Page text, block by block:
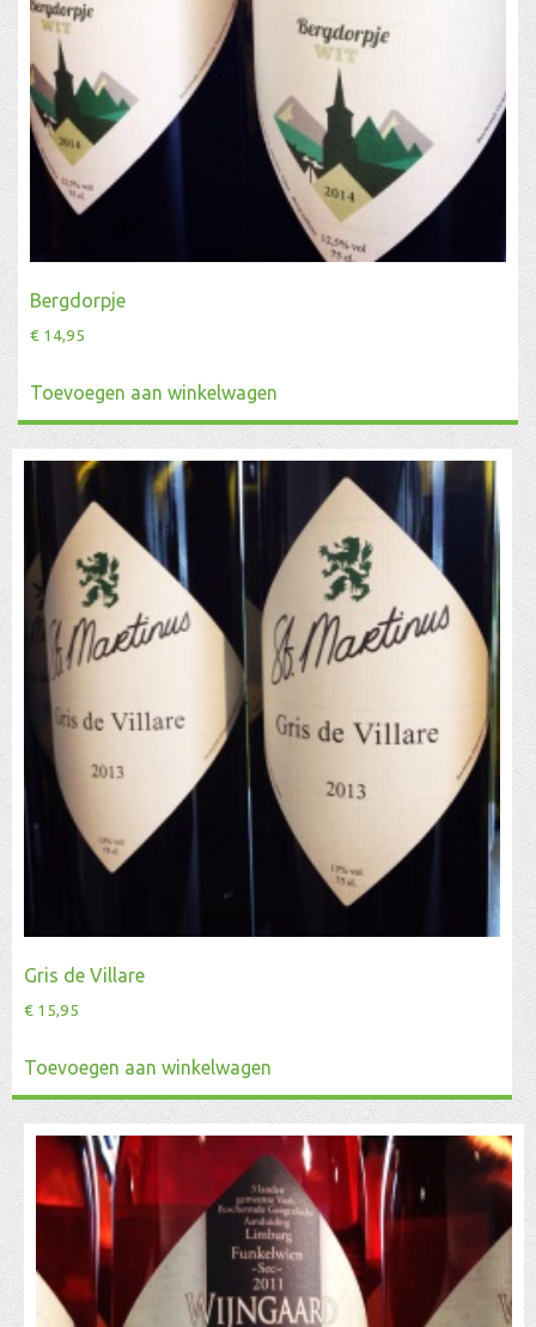
Bergdorpje
€ 14,95
Toevoegen aan winkelwagen
Gris de Villare
€15,95
Toevoegen aan winkelwagen